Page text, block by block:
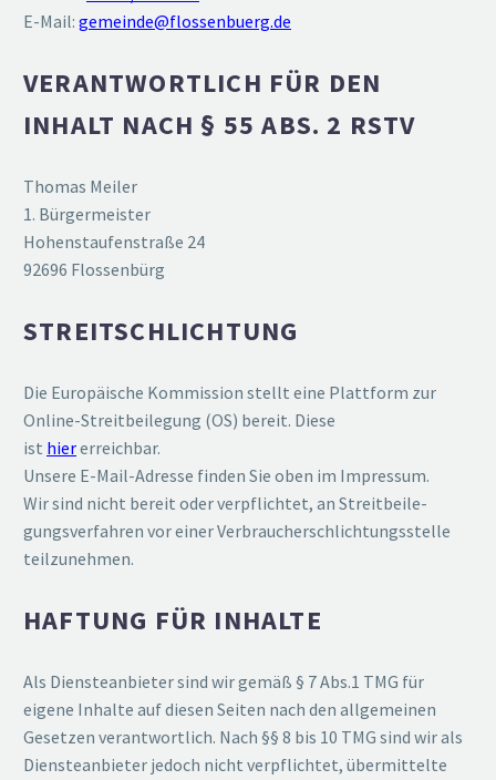
E‑Mail: gemeinde@flossenbuerg.de
VERANT­WORTLICH FÜR DEN
INHALT NACH § 55 ABS. 2 RSTV
Thomas Meiler
1. Bürgermeister
Hohen­stau­fen­straße 24
92696 Flossenbürg
STREIT­SCHLICHTUNG
Die Europäische Kommission stellt eine Plattform zur
Online-Streit­bei­legung (OS) bereit. Diese
ist hiererreichbar.
Unsere E‑Mail-Adresse finden Sie oben im Impressum.
Wir sind nicht bereit oder verpflichtet, an Streit­bei­le­
gungs­ver­fahren vor einer Verbrau­cher­schlich­tungs­stelle
teilzunehmen.
HAFTUNG FÜR INHALTE
Als Diens­te­an­bieter sind wir gemäß § 7 Abs.1 TMG für
eigene Inhalte auf diesen Seiten nach den allge­meinen
Gesetzen verant­wortlich. Nach §§ 8 bis 10 TMG sind wir als
Diens­te­an­bieter jedoch nicht verpflichtet, übermit­telte